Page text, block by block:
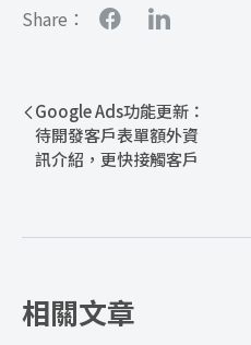
Share：
Google Ads功能更新：
待開發客戶表單額外資
訊介紹，更快接觸客戶
相關文章